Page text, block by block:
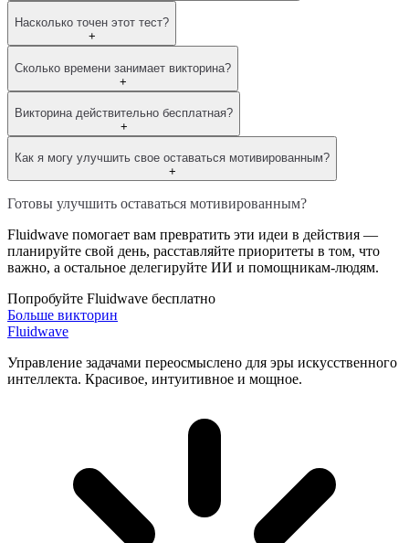
Насколько точен этот тест?
+
Сколько времени занимает викторина?
+
Викторина действительно бесплатная?
+
Как я могу улучшить свое оставаться мотивированным?
+
Готовы улучшить оставаться мотивированным?
Fluidwave помогает вам превратить эти идеи в действия —
планируйте свой день, расставляйте приоритеты в том, что
важно, а остальное делегируйте ИИ и помощникам-людям.
Попробуйте Fluidwave бесплатно
Больше викторин
Fluidwave
Управление задачами переосмыслено для эры искусственного
интеллекта. Красивое, интуитивное и мощное.